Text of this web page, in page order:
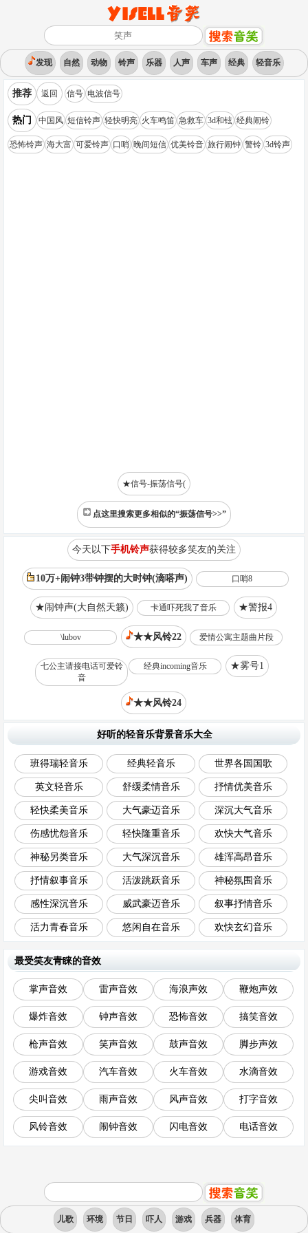
发现 自然 动物 铃声 乐器 人声 车声 经典 轻音乐
推荐 返回 信号 电波信号
热门 中国风 短信铃声 轻快明亮 火车鸣笛 急救车 3d和铉 经典闹铃
恐怖铃声 海大富 可爱铃声 口哨 晚间短信 优美铃音 旅行闹钟 警铃 3d铃声
★信号-振荡信号(
点这里搜索更多相似的“振荡信号>>”
今天以下手机铃声获得较多笑友的关注
10万+闹钟3带钟摆的大时钟(滴嗒声) 口哨8
★闹钟声(大自然天籁) 卡通吓死我了音乐 ★警报4
\lubov ★★风铃22 爱情公寓主题曲片段
七公主请接电话可爱铃
音
经典incoming音乐 ★雾号1
★★风铃24
好听的轻音乐背景音乐大全
班得瑞轻音乐 经典轻音乐 世界各国国歌
英文轻音乐 舒缓柔情音乐 抒情优美音乐
轻快柔美音乐 大气豪迈音乐 深沉大气音乐
伤感忧怨音乐 轻快隆重音乐 欢快大气音乐
神秘另类音乐 大气深沉音乐 雄浑高昂音乐
抒情叙事音乐 活泼跳跃音乐 神秘氛围音乐
感性深沉音乐 威武豪迈音乐 叙事抒情音乐
活力青春音乐 悠闲自在音乐 欢快玄幻音乐
最受笑友青睐的音效
掌声音效 雷声音效 海浪声效 鞭炮声效
爆炸音效 钟声音效 恐怖音效 搞笑音效
枪声音效 笑声音效 鼓声音效 脚步声效
游戏音效 汽车音效 火车音效 水滴音效
尖叫音效 雨声音效 风声音效 打字音效
风铃音效 闹钟音效 闪电音效 电话音效
儿歌 环境 节日 吓人 游戏 兵器 体育